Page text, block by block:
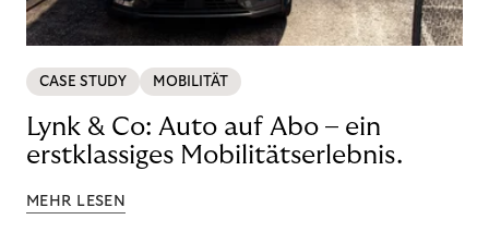
CASE STUDY MOBILITÄT
Lynk & Co: Auto auf Abo – ein
erstklassiges Mobilitätserlebnis.
MEHR LESEN